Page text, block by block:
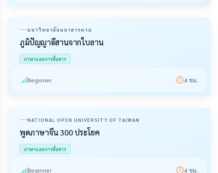
มหาวิทยาลัยมหาสารคาม
ภูมิปัญญาอีสานจากใบลาน
ภาษาและการสื่อสาร
Beginner 4 ชม.
NATIONAL OPEN UNIVERSITY OF TAIWAN
พูดภาษาจีน 300 ประโยค
ภาษาและการสื่อสาร
Beginner 4 ชม.